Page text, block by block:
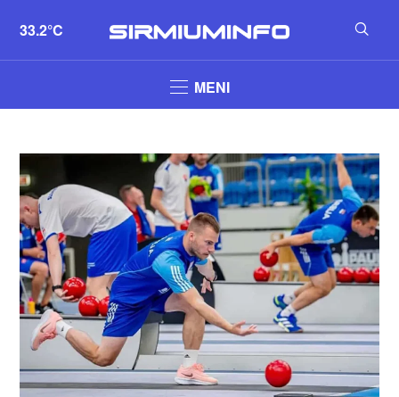
33.2°C
MENI